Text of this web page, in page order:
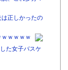
は正しかったの
ｗｗｗｗ
た女子バスケ